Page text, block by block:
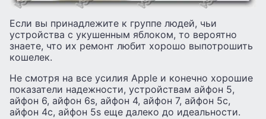
Если вы принадлежите к группе людей, чьи
устройства с укушенным яблоком, то вероятно
знаете, что их ремонт любит хорошо выпотрошить
кошелек.
Не смотря на все усилия Apple и конечно хорошие
показатели надежности, устройствам айфон 5,
айфон 6, айфон 6s, айфон 4, айфон 7, айфон 5с,
айфон 4с, айфон 5s еще далеко до идеальности.